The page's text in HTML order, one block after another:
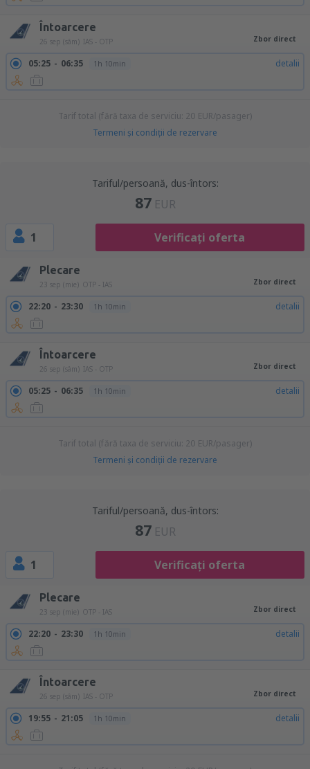
Întoarcere
26 sep (sâm) IAS - OTP Zbor direct
05:25 06:35 1h 10min detalii
Tarif total (fără taxa de serviciu: 20 EUR/pasager)
Termeni şi condiţii de rezervare
Tariful/persoană, dus-întors:
87 EUR
1 Verificați oferta
Plecare
23 sep (mie) OTP - IAS Zbor direct
22:20 23:30 1h 10min detalii
Întoarcere
26 sep (sâm) IAS - OTP Zbor direct
05:25 06:35 1h 10min detalii
Tarif total (fără taxa de serviciu: 20 EUR/pasager)
Termeni şi condiţii de rezervare
Tariful/persoană, dus-întors:
87 EUR
1 Verificați oferta
Plecare
23 sep (mie) OTP - IAS Zbor direct
22:20 23:30 1h 10min detalii
Întoarcere
26 sep (sâm) IAS - OTP Zbor direct
19:55 21:05 1h 10min detalii